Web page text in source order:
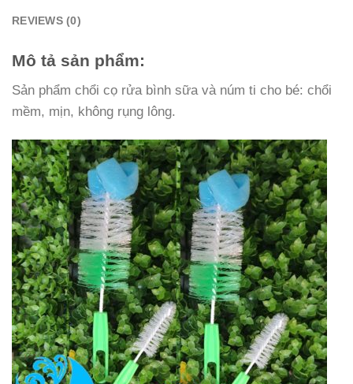
REVIEWS (0)
Mô tả sản phẩm:
Sản phẩm chổi cọ rửa bình sữa và núm ti cho bé: chổi
mềm, mịn, không rụng lông.